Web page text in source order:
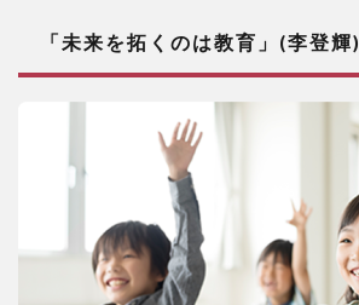
「未来を拓くのは教育」(李登輝)